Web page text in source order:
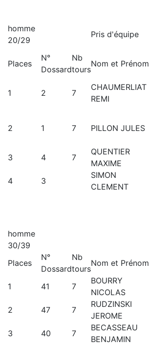
homme
20/29
Pris d'équipe
Places
N°
Dossard
Nb
tours
Nom et Prénom
1 2 7
CHAUMERLIAT
REMI
2 1 7 PILLON JULES
3
4 7
QUENTIER
MAXIME
4 3
SIMON
CLEMENT
homme
30/39
Places
N°
Dossard
Nb
tours
Nom et Prénom
1 41 7
BOURRY
NICOLAS
2
47 7
RUDZINSKI
JEROME
3 40 7
BECASSEAU
BENJAMIN